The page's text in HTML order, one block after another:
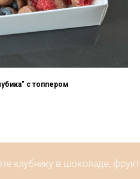
с топпером
в шоколаде,